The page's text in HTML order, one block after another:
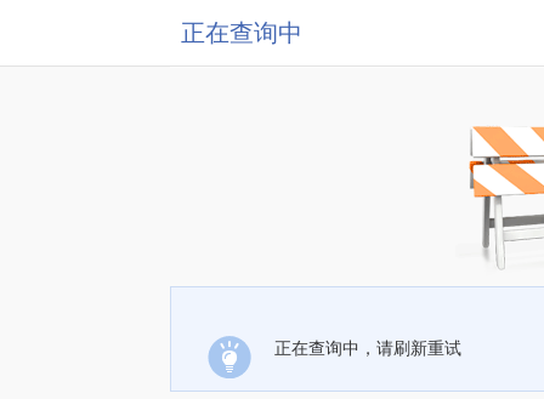
正在查询中
正在查询中，请刷新重试